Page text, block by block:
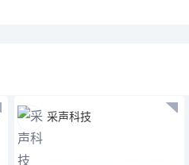
采声科技